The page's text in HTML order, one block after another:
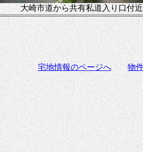
大崎市道から共有私道入り口付近
宅地情報のページへ 物